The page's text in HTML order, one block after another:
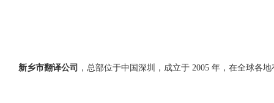
新乡市翻译公司 ，总部位于中国深圳，成立于 2005 年，在全球各